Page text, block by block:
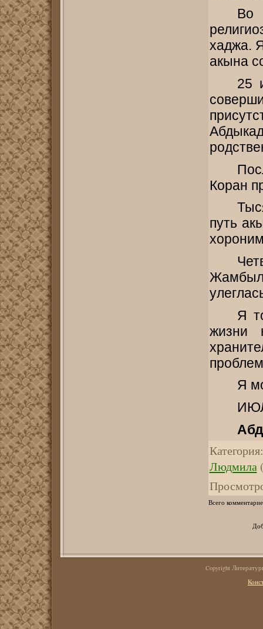
Во
хаджа.
акына
25
Коран
путь
Я
жизни
Я
Категория:
Людмила
Всего
Copyright